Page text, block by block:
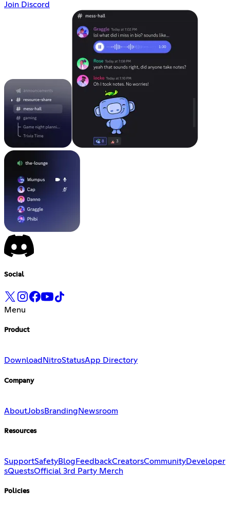
Join Discord
Social
Menu
Product
Download NitroStatusApp Directory
Company
AboutJobsBranding Newsroom
Resources
SupportSafetyBlog FeedbackCreatorsCommunityDeveloper
sQuestsOfficial 3rd Party Merch
Policies